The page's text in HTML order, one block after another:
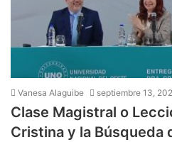
Vanesa Alaguibe septiembre 13,
Clase Magistral o
Cristina y la Búsqueda